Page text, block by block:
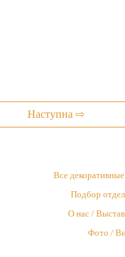
Наступна ⇨
Все
Подбор
О нас /
Фото /